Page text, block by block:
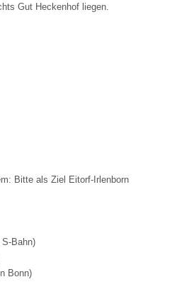
Gut Heckenhof liegen.
Bitte als Ziel Eitorf-Irlenborn
Bahn)
Bonn)